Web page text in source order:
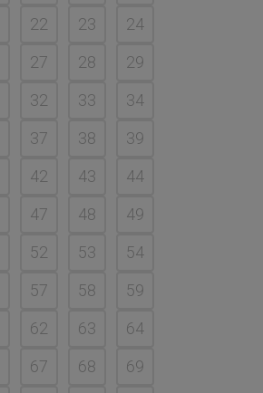
22 23
24
27 28
29
32 33
34
37 38
39
42 43
44
47 48
49
52 53
54
57 58
59
62 63
64
67 68
69